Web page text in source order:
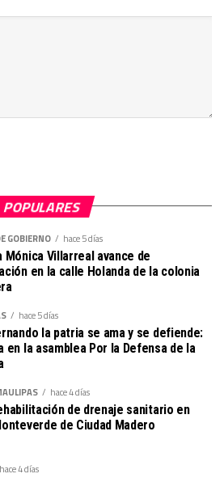
POPULARES
GOBIERNO hace 5 días
Mónica Villarreal avance de
en la calle Holanda de la colonia
hace 5 días
la patria se ama y se defiende:
en la asamblea Por la Defensa de la
hace 4 días
de drenaje sanitario en
de Ciudad Madero
hace 4 días